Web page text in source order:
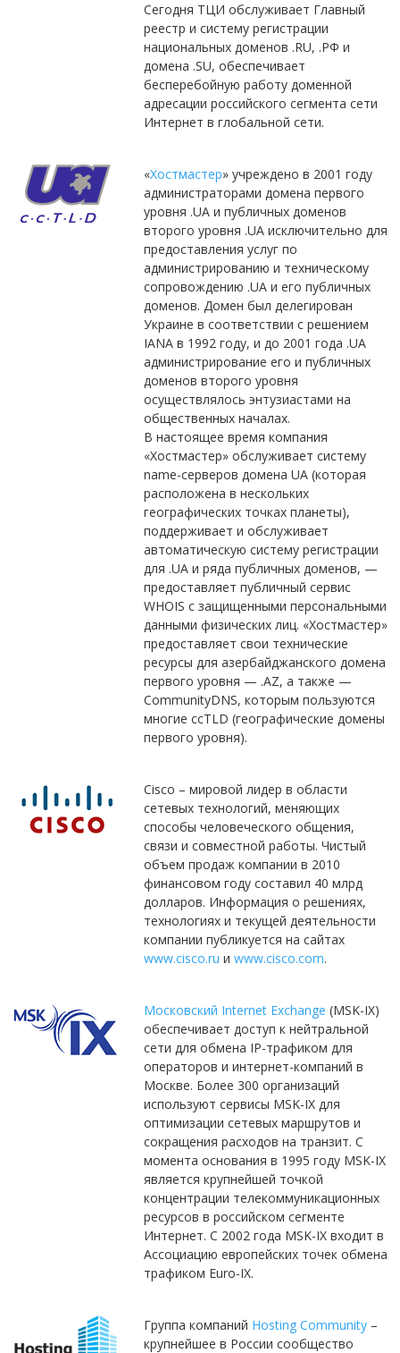
Сегодня ТЦИ обслуживает Главный
реестр и систему регистрации
национальных доменов .RU, .РФ и
домена .SU, обеспечивает
бесперебойную работу доменной
адресации российского сегмента сети
Интернет в глобальной сети.
«Хостмастер» учреждено в 2001 году
администраторами домена первого
уровня .UA и публичных доменов
второго уровня .UA исключительно для
предоставления услуг по
администрированию и техническому
сопровождению .UA и его публичных
доменов. Домен был делегирован
Украине в соответствии с решением
IANA в 1992 году, и до 2001 года .UA
администрирование его и публичных
доменов второго уровня
осуществлялось энтузиастами на
общественных началах.
В настоящее время компания
«Хостмастер» обслуживает систему
name-серверов домена UA (которая
расположена в нескольких
географических точках планеты),
поддерживает и обслуживает
автоматическую систему регистрации
для .UA и ряда публичных доменов, —
предоставляет публичный сервис
WHOIS с защищенными персональными
данными физических лиц. «Хостмастер»
предоставляет свои технические
ресурсы для азербайджанского домена
первого уровня — .AZ, а также —
CommunityDNS, которым пользуются
многие ccTLD (географические домены
первого уровня).
Cisco – мировой лидер в области
сетевых технологий, меняющих
способы человеческого общения,
связи и совместной работы. Чистый
объем продаж компании в 2010
финансовом году составил 40 млрд
долларов. Информация о решениях,
технологиях и текущей деятельности
компании публикуется на сайтах
www.cisco.ru иwww.cisco.com.
Московский Internet Exchange (MSK-IX)
обеспечивает доступ к нейтральной
сети для обмена IP-трафиком для
операторов и интернет-компаний в
Москве. Более 300 организаций
используют сервисы MSK-IX для
оптимизации сетевых маршрутов и
сокращения расходов на транзит. С
момента основания в 1995 году MSK-IX
является крупнейшей точкой
концентрации телекоммуникационных
ресурсов в российском сегменте
Интернет. C 2002 года MSK-IX входит в
Ассоциацию европейских точек обмена
трафиком Euro-IX.
Группа компаний Hosting Community –
крупнейшее в России сообщество